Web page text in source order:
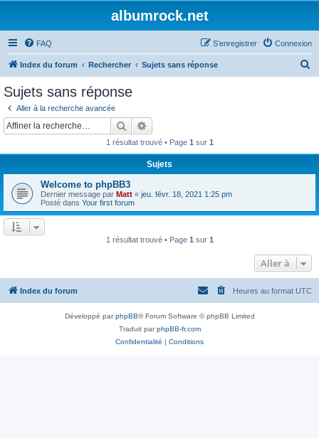
albumrock.net
FAQ Connexion
S’enregistrer
Index du forum Rechercher Sujets sans réponse
r
Sujets sans réponse
Aller à la recherche avancée
Rechercher
1 résultat trouvé • Page 1 sur 1
Sujets
Welcome to phpBB3
Dernier message par Matt « jeu. févr. 18, 2021 1:25 pm
Posté dans Your first forum
1 résultat trouvé • Page 1 sur 1
Aller à
Index du forum Heures au format UTC
Développé parphpBB® Forum Software © phpBB Limited
Traduit parphpBB-fr.com
Confidentialité | Conditions